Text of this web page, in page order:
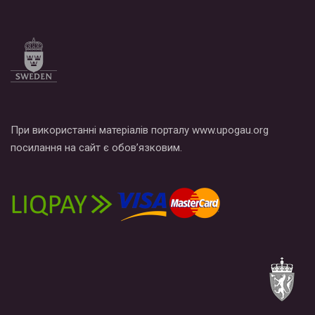
При використанні матеріалів порталу www.upogau.org
посилання на сайт є обов’язковим.